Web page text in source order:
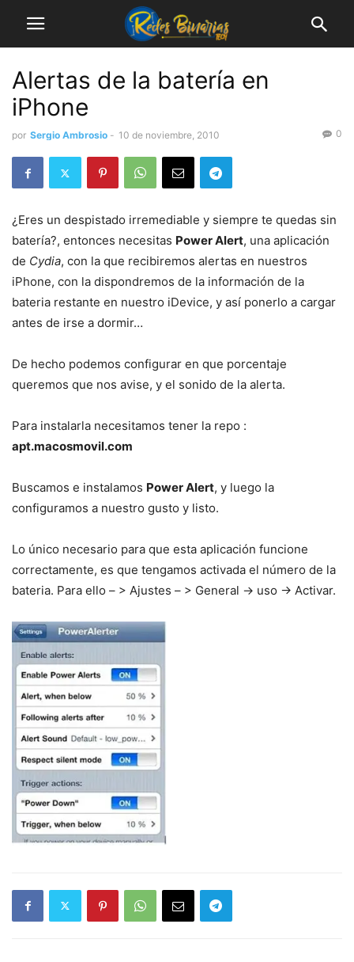
Alertas de la batería en
iPhone
por Sergio Ambrosio - 10 de noviembre, 2010 0
¿Eres un despistado irremediable y siempre te quedas sin
batería?, entonces necesitas Power Alert, una aplicación
de Cydia, con la que recibiremos alertas en nuestros
iPhone, con la dispondremos de la información de la
bateria restante en nuestro iDevice, y así ponerlo a cargar
antes de irse a dormir…
De hecho podemos configurar en que porcentaje
queremos que nos avise, y el sonido de la alerta.
Para instalarla necesitamos tener la repo :
apt.macosmovil.com
Buscamos e instalamos Power Alert, y luego la
configuramos a nuestro gusto y listo.
Lo único necesario para que esta aplicación funcione
correctamente, es que tengamos activada el número de la
bateria. Para ello – > Ajustes – > General -> uso -> Activar.